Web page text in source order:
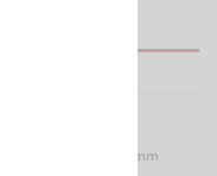
7 x 1 mm